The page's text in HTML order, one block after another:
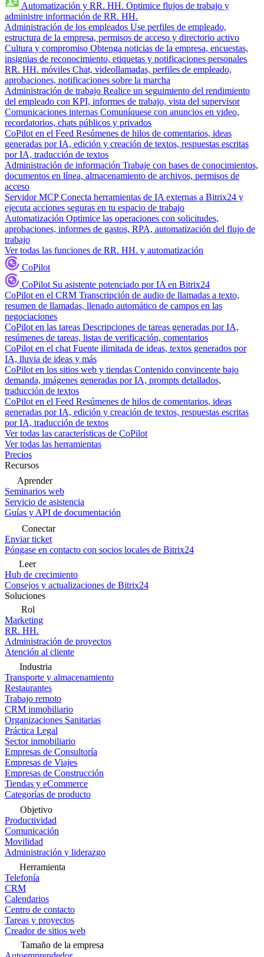
Automatización y RR. HH. Optimice flujos de trabajo y
administre información de RR. HH.
Administración de los empleados Use perfiles de empleado,
estructura de la empresa, permisos de acceso y directorio activo
Cultura y compromiso Obtenga noticias de la empresa, encuestas,
insignias de reconocimiento, etiquetas y notificaciones personales
RR. HH. móviles Chat, videollamadas, perfiles de empleado,
aprobaciones, notificaciones sobre la marcha
Administración de trabajo Realice un seguimiento del rendimiento
del empleado con KPI, informes de trabajo, vista del supervisor
Comunicaciones internas Comuníquese con anuncios en video,
recordatorios, chats públicos y privados
CoPilot en el Feed Resúmenes de hilos de comentarios, ideas
generadas por IA, edición y creación de textos, respuestas escritas
por IA, traducción de textos
Administración de información Trabaje con bases de conocimientos,
documentos en línea, almacenamiento de archivos, permisos de
acceso
Servidor MCP Conecta herramientas de IA externas a Bitrix24 y
ejecuta acciones seguras en tu espacio de trabajo
Automatización Optimice las operaciones con solicitudes,
aprobaciones, informes de gastos, RPA, automatización del flujo de
trabajo
Ver todas las funciones de RR. HH. y automatización
CoPilot
CoPilot Su asistente potenciado por IA en Bitrix24
CoPilot en el CRM Transcripción de audio de llamadas a texto,
resumen de llamadas, llenado automático de campos en las
negociaciones
CoPilot en las tareas Descripciones de tareas generadas por IA,
resúmenes de tareas, listas de verificación, comentarios
CoPilot en el chat Fuente ilimitada de ideas, textos generados por
IA, lluvia de ideas y más
CoPilot en los sitios web y tiendas Contenido convincente bajo
demanda, imágenes generadas por IA, prompts detallados,
traducción de textos
CoPilot en el Feed Resúmenes de hilos de comentarios, ideas
generadas por IA, edición y creación de textos, respuestas escritas
por IA, traducción de textos
Ver todas las características de CoPilot
Ver todas las herramientas
Precios
Recursos
Aprender
Seminarios web
Servicio de asistencia
Guías y API de documentación
Conectar
Enviar ticket
Póngase en contacto con socios locales de Bitrix24
Leer
Hub de crecimiento
Consejos y actualizaciones de Bitrix24
Soluciones
Rol
Marketing
RR. HH.
Administración de proyectos
Atención al cliente
Industria
Transporte y almacenamiento
Restaurantes
Trabajo remoto
CRM inmobiliario
Organizaciones Sanitarias
Práctica Legal
Sector inmobiliario
Empresas de Consultoría
Empresas de Viajes
Empresas de Construcción
Tiendas y eCommerce
Categorías de producto
Objetivo
Productividad
Comunicación
Movilidad
Administración y liderazgo
Herramienta
Telefonía
CRM
Calendarios
Centro de contacto
Tareas y proyectos
Creador de sitios web
Tamaño de la empresa